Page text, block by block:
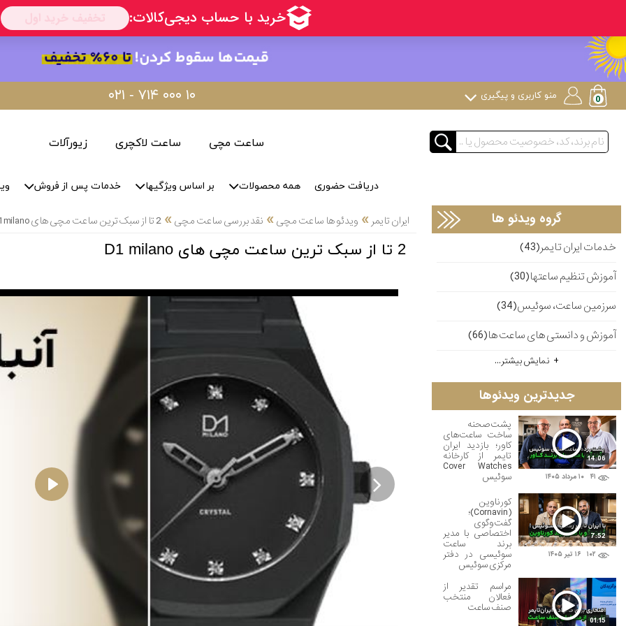
۰۲۱ - ۷۱۴ ۰۰۰ ۱۰ منو کاربری و پیگیری
ساعت مچی ساعت لاکچری زیورآلات
دریافت حضوری همه محصولات بر اساس ویژگیها خدمات پس از فروش
ایران تایمر » ویدئو ها ساعت مچی» نقد بررسی ساعت مچی» 2 تا از سبک ترین ساعت مچی های D1 milano
2 تا از سبک ترین ساعت مچی های D1 milano

گروه ویدئو ها
خدمات ایران تایمر(43)
آموزش تنظیم ساعتها(30)
سرزمین ساعت، سوئیس(34)
آموزش و دانستی های ساعت ها(66)
نمایش بیشتر...
جدیدترین ویدئوها
۴۱ ۱۰ مرداد ۱۴۰۵
14:06
پشت‌صحنه
ساخت ساعت‌های
کاور؛ بازدید ایران
تایمر از کارخانه
Cover Watches
سوئیس
۱۰۲ ۱۶ تير ۱۴۰۵
7:52
کورناوین
(Cornavin)؛
گفت‌وگوی
اختصاصی با مدیر
برند ساعت
سوئیسی در دفتر
مرکزی سوئیس
01:15
مراسم تقدیر از
فعالان منتخب
صنف ساعت